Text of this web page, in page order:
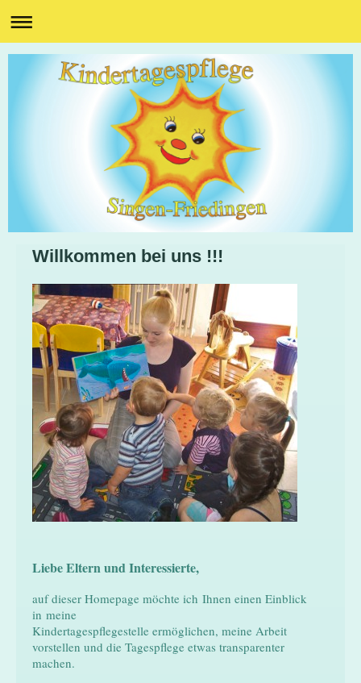
Willkommen bei uns !!!
Liebe Eltern und Interessierte,
auf dieser Homepage möchte ich Ihnen einen Einblick
in meine
Kindertagespflegestelle ermöglichen, meine Arbeit
vorstellen und die Tagespflege etwas transparenter
machen.